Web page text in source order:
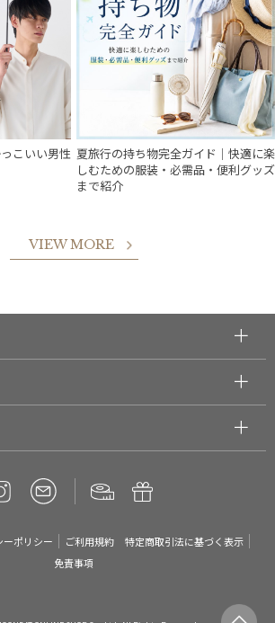
こいい男性 夏旅行の持ち物完全ガイド｜快適に楽
しむための服装・必需品・便利グッズ
まで紹介
VIEW MORE
ーポリシー ご利用規約
特定商取引法に基づく表示
免責事項